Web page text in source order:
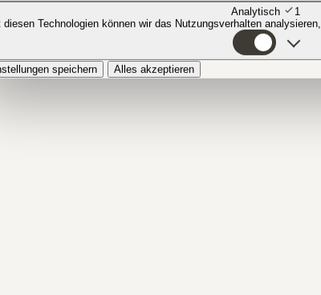
Analytisch
1
diesen Technologien können wir das Nutzungsverhalten
speichern Alles akzeptieren